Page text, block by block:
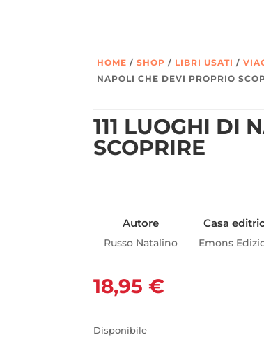
HOME /SHOP / LIBRI USATI /
NAPOLI CHE DEVI PROPRIO
111 LUOGHI DI
SCOPRIRE
Autore
Russo Natalino
Casa
Emons
18,95€
Disponibile